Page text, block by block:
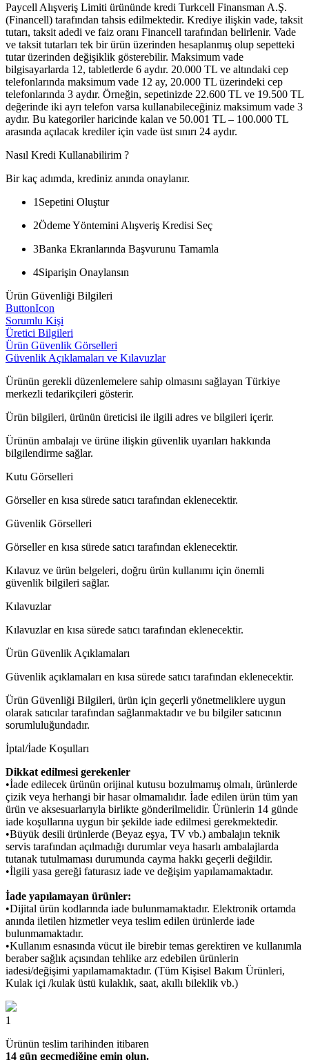
Paycell Alışveriş Limiti ürününde kredi Turkcell Finansman A.Ş.
(Financell) tarafından tahsis edilmektedir. Krediye ilişkin vade, taksit
tutarı, taksit adedi ve faiz oranı Financell tarafından belirlenir. Vade
ve taksit tutarları tek bir ürün üzerinden hesaplanmış olup sepetteki
tutar üzerinden değişiklik gösterebilir. Maksimum vade
bilgisayarlarda 12, tabletlerde 6 aydır. 20.000 TL ve altındaki cep
telefonlarında maksimum vade 12 ay, 20.000 TL üzerindeki cep
telefonlarında 3 aydır. Örneğin, sepetinizde 22.600 TL ve 19.500 TL
değerinde iki ayrı telefon varsa kullanabileceğiniz maksimum vade 3
aydır. Bu kategoriler haricinde kalan ve 50.001 TL – 100.000 TL
arasında açılacak krediler için vade üst sınırı 24 aydır.
Nasıl Kredi Kullanabilirim ?
Bir kaç adımda, krediniz anında onaylanır.
1 Sepetini Oluştur
2Ödeme Yöntemini Alışveriş Kredisi Seç
3Banka Ekranlarında Başvurunu Tamamla
4Siparişin Onaylansın
Ürün Güvenliği Bilgileri
ButtonIcon
Sorumlu Kişi
Üretici Bilgileri
Ürün Güvenlik Görselleri
Güvenlik Açıklamaları ve Kılavuzlar
Ürünün gerekli düzenlemelere sahip olmasını sağlayan Türkiye
merkezli tedarikçileri gösterir.
Ürün bilgileri, ürünün üreticisi ile ilgili adres ve bilgileri içerir.
Ürünün ambalajı ve ürüne ilişkin güvenlik uyarıları hakkında
bilgilendirme sağlar.
Kutu Görselleri
Görseller en kısa sürede satıcı tarafından eklenecektir.
Güvenlik Görselleri
Görseller en kısa sürede satıcı tarafından eklenecektir.
Kılavuz ve ürün belgeleri, doğru ürün kullanımı için önemli
güvenlik bilgileri sağlar.
Kılavuzlar
Kılavuzlar en kısa sürede satıcı tarafından eklenecektir.
Ürün Güvenlik Açıklamaları
Güvenlik açıklamaları en kısa sürede satıcı tarafından eklenecektir.
Ürün Güvenliği Bilgileri, ürün için geçerli yönetmeliklere uygun
olarak satıcılar tarafından sağlanmaktadır ve bu bilgiler satıcının
sorumluluğundadır.
İptal/İade Koşulları
Dikkat edilmesi gerekenler
•İade edilecek ürünün orijinal kutusu bozulmamış olmalı, ürünlerde
çizik veya herhangi bir hasar olmamalıdır. İade edilen ürün tüm yan
ürün ve aksesuarlarıyla birlikte gönderilmelidir. Ürünlerin 14 günde
iade koşullarına uygun bir şekilde iade edilmesi gerekmektedir.
•Büyük desili ürünlerde (Beyaz eşya, TV vb.) ambalajın teknik
servis tarafından açılmadığı durumlar veya hasarlı ambalajlarda
tutanak tutulmaması durumunda cayma hakkı geçerli değildir.
•İlgili yasa gereği faturasız iade ve değişim yapılamamaktadır.
İade yapılamayan ürünler:
•Dijital ürün kodlarında iade bulunmamaktadır. Elektronik ortamda
anında iletilen hizmetler veya teslim edilen ürünlerde iade
bulunmamaktadır.
•Kullanım esnasında vücut ile birebir temas gerektiren ve kullanımla
beraber sağlık açısından tehlike arz edebilen ürünlerin
iadesi/değişimi yapılamamaktadır. (Tüm Kişisel Bakım Ürünleri,
Kulak içi /kulak üstü kulaklık, saat, akıllı bileklik vb.)
1
Ürünün teslim tarihinden itibaren
14 gün geçmediğine emin olun.